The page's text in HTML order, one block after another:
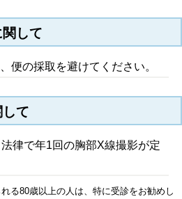
して
便の採取を避けてください。
て
律で年1回の胸部X線撮影が定
80歳以上の人は、特に受診をお勧めし